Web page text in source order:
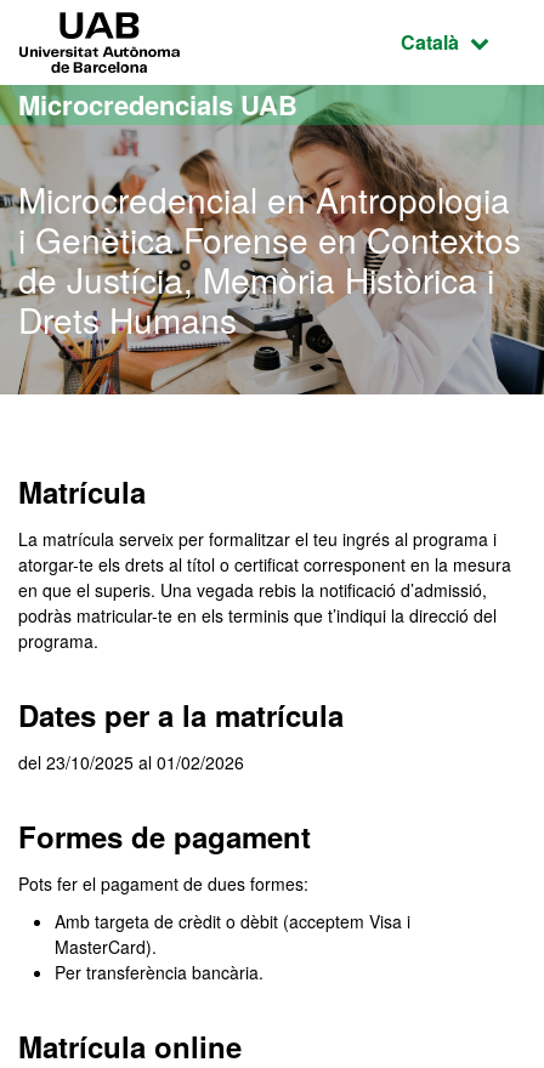
Ves al contingut principal
Ves a la navegació de la pàgina
Idioma
Català
Microcredencials UAB
Microcredencial en Antropologia
i Genètica Forense en Contextos
de Justícia, Memòria Històrica i
Drets Humans
Matrícula
La matrícula serveix per formalitzar el teu ingrés al programa i
atorgar-te els drets al títol o certificat corresponent en la mesura
en que el superis. Una vegada rebis la notificació d’admissió,
podràs matricular-te en els terminis que t’indiqui la direcció del
programa.
Dates per a la matrícula
del 23/10/2025 al 01/02/2026
Formes de pagament
Pots fer el pagament de dues formes:
Amb targeta de crèdit o dèbit (acceptem Visa i
MasterCard).
Per transferència bancària.
Matrícula online